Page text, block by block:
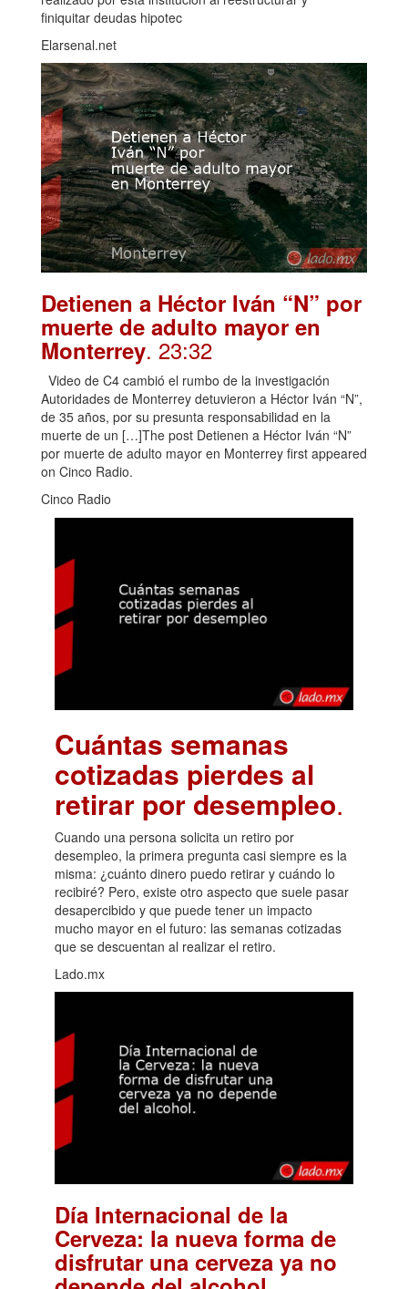
finiquitar deudas hipotec
Elarsenal.net
Detienen a Héctor Iván “N” por
muerte de adulto mayor en
Monterrey. 23:32
Video de C4 cambió el rumbo de la investigación
Autoridades de Monterrey detuvieron a Héctor Iván “N”,
de 35 años, por su presunta responsabilidad en la
muerte de un […]The post Detienen a Héctor Iván “N”
por muerte de adulto mayor en Monterrey first appeared
on Cinco Radio.
Cinco Radio
Cuántas semanas
cotizadas pierdes al
retirar por desempleo.
Cuando una persona solicita un retiro por
desempleo, la primera pregunta casi siempre es la
misma: ¿cuánto dinero puedo retirar y cuándo lo
recibiré? Pero, existe otro aspecto que suele pasar
desapercibido y que puede tener un impacto
mucho mayor en el futuro: las semanas cotizadas
que se descuentan al realizar el retiro.
Lado.mx
Día Internacional de la
Cerveza: la nueva forma de
disfrutar una cerveza ya no